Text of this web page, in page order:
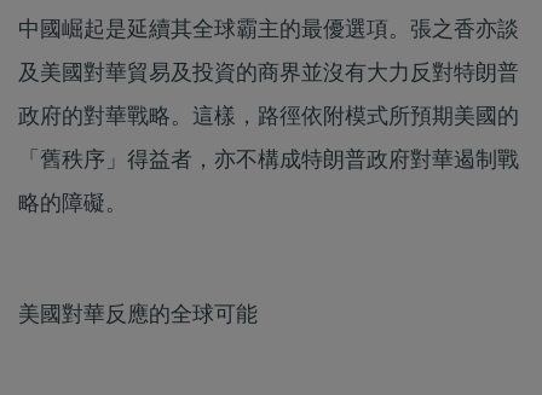
中國崛起是延續其全球霸主的最優選項。張之香亦談
及美國對華貿易及投資的商界並沒有大力反對特朗普
政府的對華戰略。這樣，路徑依附模式所預期美國的
「舊秩序」得益者，亦不構成特朗普政府對華遏制戰
略的障礙。
美國對華反應的全球可能